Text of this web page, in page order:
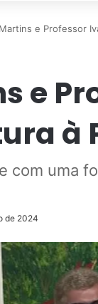
e Professor
e
à
com uma
de 2024